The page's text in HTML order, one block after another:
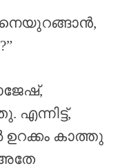
ഉറക്കം കാത്തു